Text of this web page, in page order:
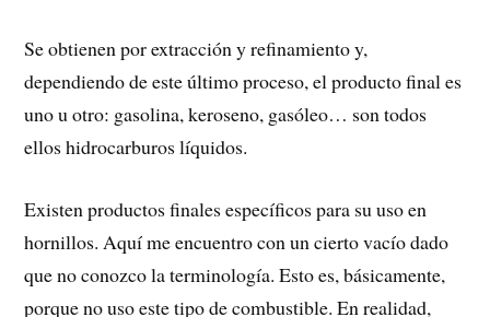
Se obtienen por extracción y refinamiento y,
dependiendo de este último proceso, el producto final es
uno u otro: gasolina, keroseno, gasóleo… son todos
ellos hidrocarburos líquidos.
Existen productos finales específicos para su uso en
hornillos. Aquí me encuentro con un cierto vacío dado
que no conozco la terminología. Esto es, básicamente,
porque no uso este tipo de combustible. En realidad,